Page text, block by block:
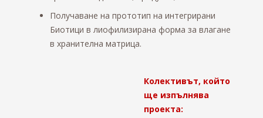
Получаване на прототип на интегрирани
Биотици в лиофилизирана форма за влагане
в хранителна матрица.
Колективът, който
ще изпълнява
проекта: